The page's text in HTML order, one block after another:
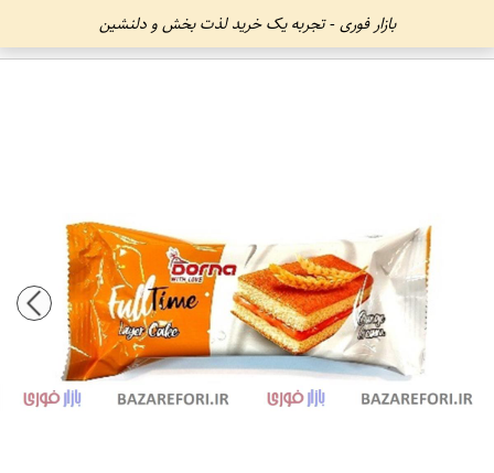
بازار فوری - تجربه یک خرید لذت بخش و دلنشین